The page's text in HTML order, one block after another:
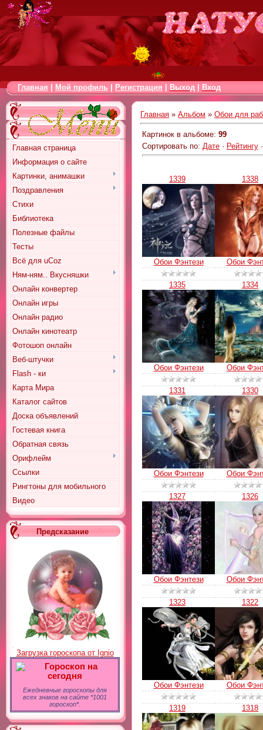
Главная Мой профиль Регистрация Выход Вход
Главная страница
Информация о сайте
Картинки, анимашки
Поздравления
Стихи
Библиотека
Полезные файлы
Тесты
Всё для uCoz
Ням-ням.. Вкусняшки
Онлайн конвертер
Онлайн игры
Онлайн радио
Онлайн кинотеатр
Фотошоп онлайн
Веб-штучки
Flash - ки
Карта Мира
Каталог сайтов
Доска объявлений
Гостевая книга
Обратная связь
Орифлейм
Ссылки
Рингтоны для мобильного
Видео
Предсказание
Загрузка гороскопа от Ignio
Гороскоп на
сегодня
Ежедневные гороскопы для
всех знаков на сайте *1001
гороскоп*.
Главная » Альбом » Обои для
Картинок в альбоме: 99
Сортировать по: Дате · Рейтингу
1339
Обои Фэнтези
1338
Обои
1335
Обои Фэнтези
1334
Обои
1331
Обои Фэнтези
1330
Обои
1327
Обои Фэнтези
1326
Обои
1323
Обои Фэнтези
1322
Обои
1319 1318